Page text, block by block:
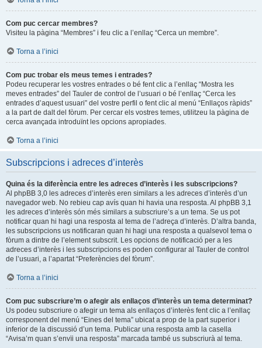
Com puc cercar membres?
Visiteu la pàgina “Membres” i feu clic a l’enllaç “Cerca un membre”.
Torna a l’inici
Com puc trobar els meus temes i entrades?
Podeu recuperar les vostres entrades o bé fent clic a l’enllaç “Mostra les
meves entrades” del Tauler de control de l’usuari o bé l’enllaç “Cerca les
entrades d’aquest usuari” del vostre perfil o fent clic al menú “Enllaços ràpids”
a la part de dalt del fòrum. Per cercar els vostres temes, utilitzeu la pàgina de
cerca avançada introduïnt les opcions apropiades.
Torna a l’inici
Subscripcions i adreces d’interès
Quina és la diferència entre les adreces d’interès i les subscripcions?
Al phpBB 3,0 les adreces d’interès eren similars a les adreces d’interès d’un
navegador web. No rebieu cap avís quan hi havia una resposta. Al phpBB 3,1
les adreces d’interès són més similars a subscriure’s a un tema. Se us pot
notificar quan hi hagi una resposta al tema de l’adreça d’interès. D’altra banda,
les subscripcions us notificaran quan hi hagi una resposta a qualsevol tema o
fòrum a dintre de l’element subscrit. Les opcions de notificació per a les
adreces d’interès i les subscripcions es poden configurar al Tauler de control
de l’usuari, a l’apartat “Preferències del fòrum”.
Torna a l’inici
Com puc subscriure’m o afegir als enllaços d’interès un tema determinat?
Us podeu subscriure o afegir un tema als enllaços d’interès fent clic a l’enllaç
corresponent del menú “Eines del tema” ubicat a prop de la part superior i
inferior de la discussió d’un tema. Publicar una resposta amb la casella
“Avisa’m quan s’envïi una resposta” marcada també us subscriurà al tema.